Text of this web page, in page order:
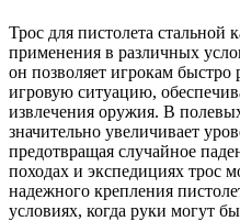
Трос для пистолета стальной
применения в различных
он позволяет игрокам
игровую ситуацию,
извлечения оружия. В
значительно увеличивает
предотвращая случайное
походах и экспедициях трос
надежного крепления
условиях, когда руки могут